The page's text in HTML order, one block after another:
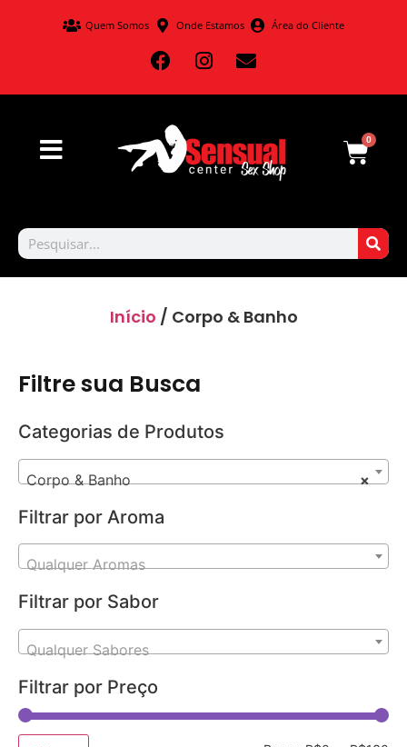
Quem Somos Onde Estamos Área do Cliente
0
Início / Corpo & Banho
Filtre sua Busca
Categorias de Produtos
×
Corpo & Banho
Filtrar por Aroma
Qualquer Aromas
Filtrar por Sabor
Qualquer Sabores
Filtrar por Preço